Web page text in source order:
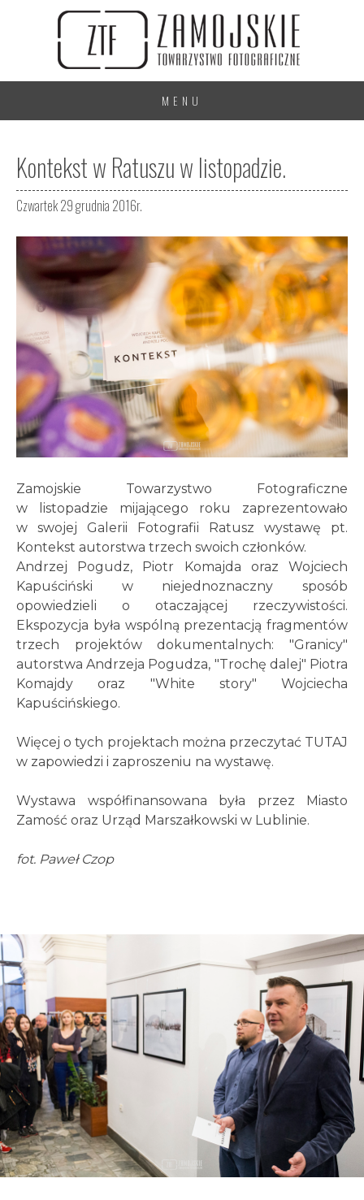
MENU
Kontekst w Ratuszu w listopadzie.
Czwartek 29 grudnia 2016r.
Zamojskie Towarzystwo Fotograficzne
w listopadzie mijającego roku zaprezentowało
w swojej Galerii Fotografii Ratusz wystawę pt.
Kontekst autorstwa trzech swoich członków.
Andrzej Pogudz, Piotr Komajda oraz Wojciech
Kapuściński w niejednoznaczny sposób
opowiedzieli o otaczającej rzeczywistości.
Ekspozycja była wspólną prezentacją fragmentów
trzech projektów dokumentalnych: "Granicy"
autorstwa Andrzeja Pogudza, "Trochę dalej" Piotra
Komajdy oraz "White story" Wojciecha
Kapuścińskiego.
Więcej o tych projektach można przeczytać TUTAJ
w zapowiedzi i zaproszeniu na wystawę.
Wystawa współfinansowana była przez Miasto
Zamość oraz Urząd Marszałkowski w Lublinie.
fot. Paweł Czop